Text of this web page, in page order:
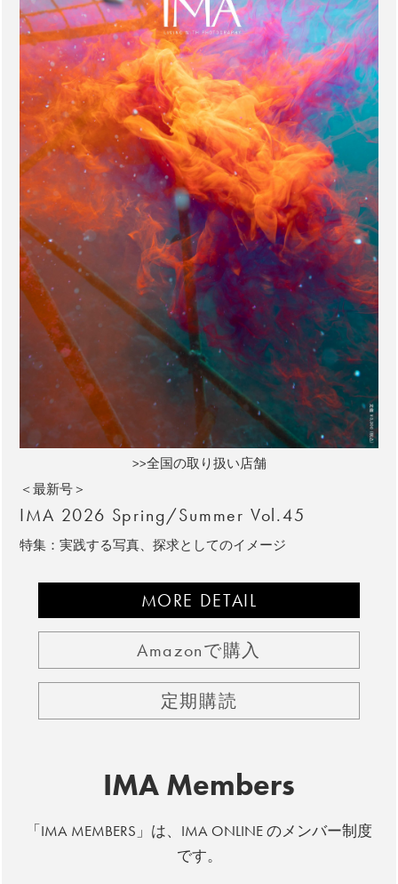
>>全国の取り扱い店舗
＜最新号＞
IMA 2026 Spring/Summer Vol.45
特集：実践する写真、探求としてのイメージ
MORE DETAIL
Amazonで購入
定期購読
IMA Members
「IMA MEMBERS」は、IMA ONLINE のメンバー制度
です。